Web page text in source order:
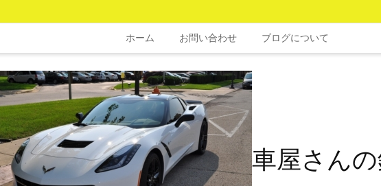
ホーム お問い合わせ ブログについて
車屋さん